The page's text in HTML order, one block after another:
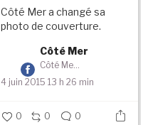
Côté Mer a changé sa
photo de couverture.
Côté Mer
Côté Mer
4 juin 2015 13 h 26 min
0 0 0